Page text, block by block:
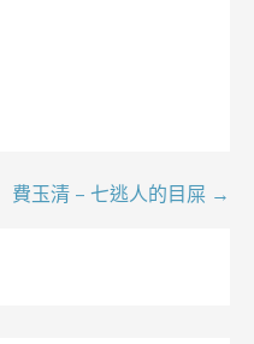
費玉清 – 七逃人的目屎 →